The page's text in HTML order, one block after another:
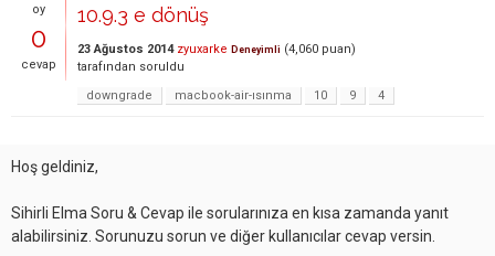
oy
0
cevap
10.9.3 e dönüş
23 Ağustos 2014 zyuxarke Deneyimli (4,060 puan)
tarafından soruldu
downgrade
macbook-air-ısınma 10 9 4
Hoş geldiniz,
Sihirli Elma Soru & Cevap ile sorularınıza en kısa zamanda yanıt
alabilirsiniz. Sorunuzu sorun ve diğer kullanıcılar cevap versin.